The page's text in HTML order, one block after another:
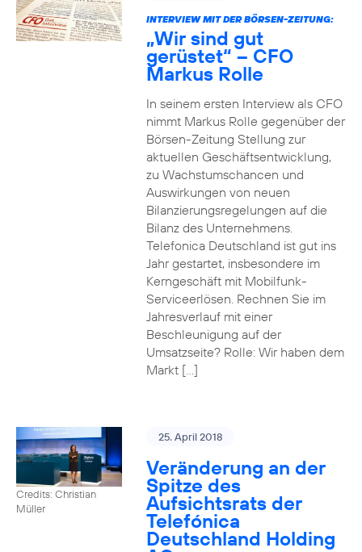
INTERVIEW MIT DER BÖRSEN-ZEITUNG:
„Wir sind gut
gerüstet“ – CFO
Markus Rolle
In seinem ersten Interview als CFO
nimmt Markus Rolle gegenüber der
Börsen-Zeitung Stellung zur
aktuellen Geschäftsentwicklung,
zu Wachstumschancen und
Auswirkungen von neuen
Bilanzierungsregelungen auf die
Bilanz des Unternehmens.
Telefonica Deutschland ist gut ins
Jahr gestartet, insbesondere im
Kerngeschäft mit Mobilfunk-
Serviceerlösen. Rechnen Sie im
Jahresverlauf mit einer
Beschleunigung auf der
Umsatzseite? Rolle: Wir haben dem
Markt […]
Credits: Christian
Müller
25. April 2018
Veränderung an der
Spitze des
Aufsichtsrats der
Telefónica
Deutschland Holding